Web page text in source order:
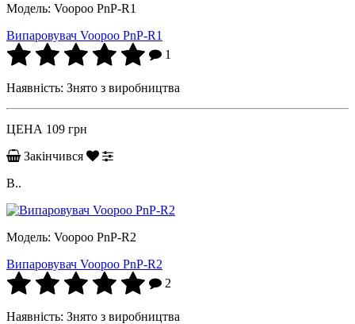
Модель: Voopoo PnP-R1
Випаровувач Voopoo PnP-R1
1
Наявність: Знято з виробництва
ЦЕНА 109 грн
Закінчився
В..
Модель: Voopoo PnP-R2
Випаровувач Voopoo PnP-R2
2
Наявність: Знято з виробництва